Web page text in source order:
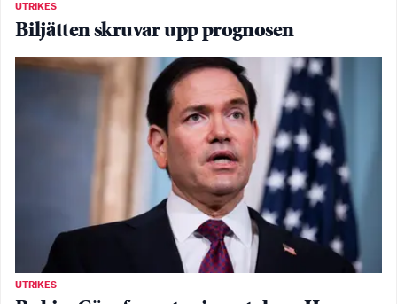
UTRIKES
Biljätten skruvar upp prognosen
UTRIKES